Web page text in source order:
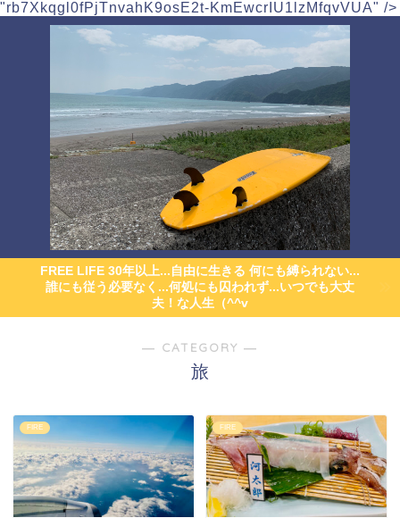
"rb7Xkqgl0fPjTnvahK9osE2t-KmEwcrIU1lzMfqvVUA" />
FREE LIFE 30年以上...自由に生きる 何にも縛られない...
誰にも従う必要なく...何処にも囚われず...いつでも大丈
夫！な人生（^^v
― CATEGORY ―
旅
FIRE FIRE